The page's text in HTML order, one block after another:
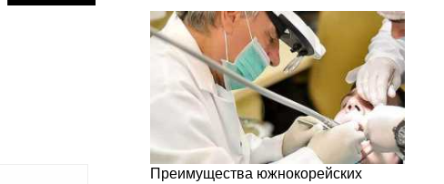
Преимущества южнокорейских